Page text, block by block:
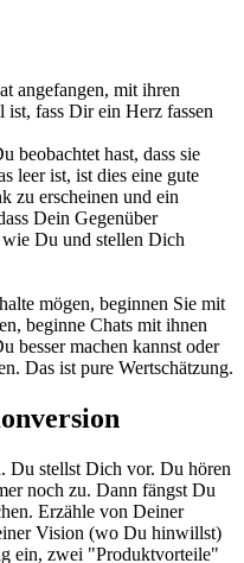
angefangen, mit ihren
ist, fass Dir ein Herz fassen
beobachtet hast, dass sie
leer ist, ist dies eine gute
zu erscheinen und ein
Dein Gegenüber
Du und stellen Dich
mögen, beginnen Sie mit
beginne Chats mit ihnen
besser machen kannst oder
Das ist pure Wertschätzung.
Du stellst Dich vor. Du hören
noch zu. Dann fängst Du
Erzähle von Deiner
Vision (wo Du hinwillst)
ein, zwei "Produktvorteile"